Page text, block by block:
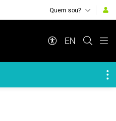
Quem sou?
EN